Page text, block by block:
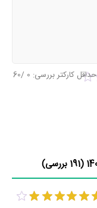
حداقل کارکتر بررسی: 0
/60
191 بررسی)